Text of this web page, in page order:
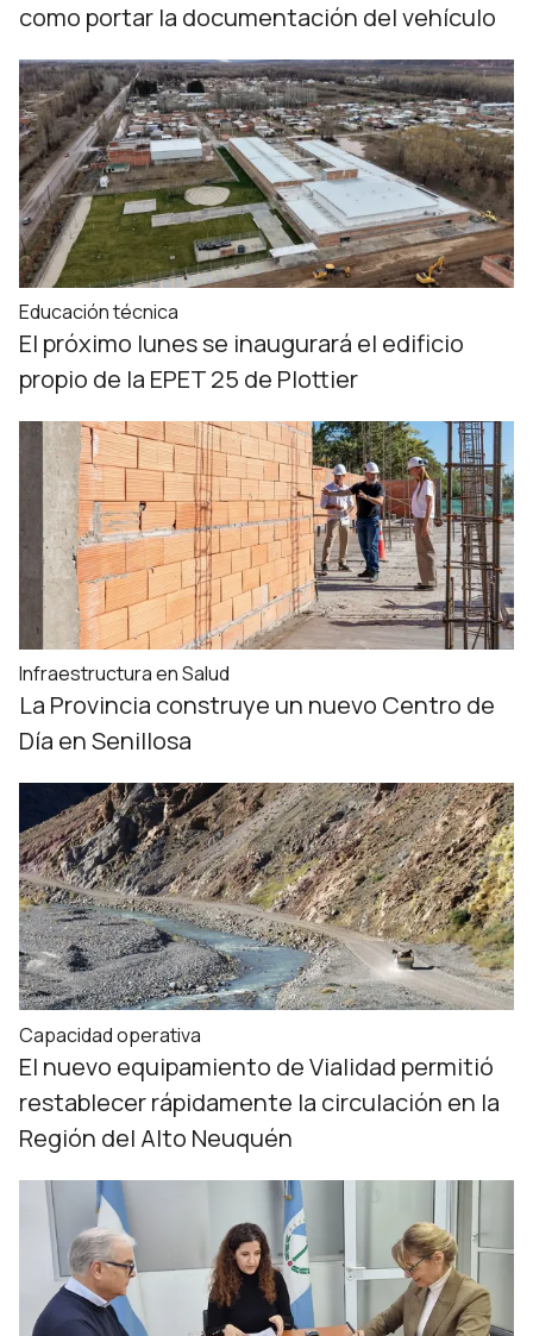
como portar la documentación del vehículo
Educación técnica
El próximo lunes se inaugurará el edificio
propio de la EPET 25 de Plottier
Infraestructura en Salud
La Provincia construye un nuevo Centro de
Día en Senillosa
Capacidad operativa
El nuevo equipamiento de Vialidad permitió
restablecer rápidamente la circulación en la
Región del Alto Neuquén